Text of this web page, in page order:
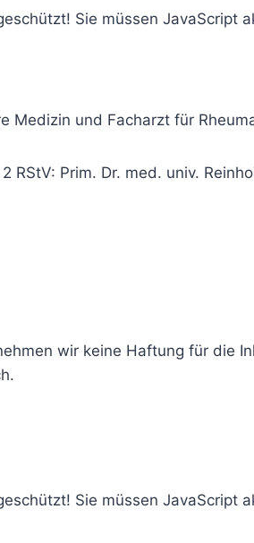
Sie müssen JavaScript
Medizin und Facharzt für
RStV: Prim. Dr. med. univ.
wir keine Haftung für die
Sie müssen JavaScript